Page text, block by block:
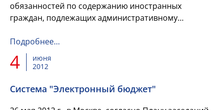
обязанностей по содержанию иностранных
граждан, подлежащих административному
отведенных помещениях органов внутренни...
Подробнее…
4
июня
2012
Система "Электронный бюджет"